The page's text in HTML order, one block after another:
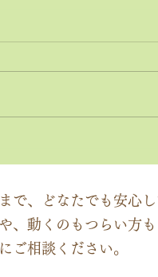
ョンを円
で、どなたでも安心
、動くのもつらい方も
ご相談ください。